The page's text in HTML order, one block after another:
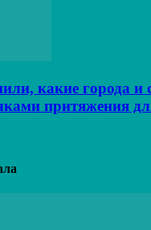
какие города и
притяжения